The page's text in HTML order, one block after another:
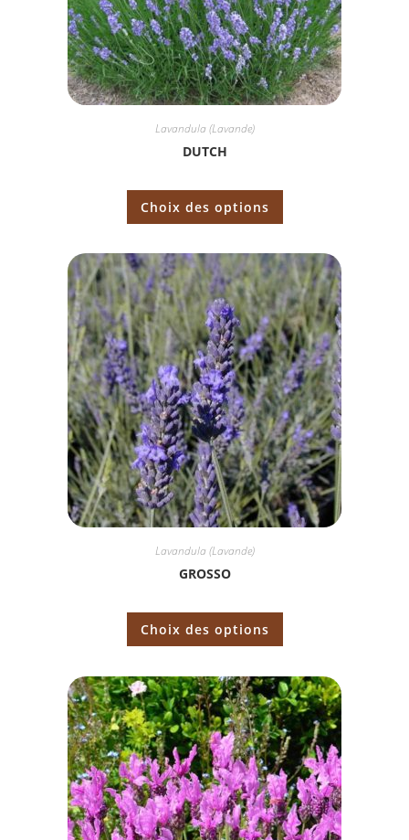
Lavandula (Lavande)
DUTCH
Choix des options
Lavandula (Lavande)
GROSSO
Choix des options